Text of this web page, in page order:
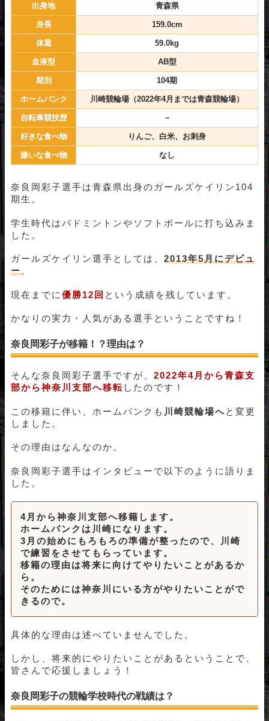
出身地 青森県
身長 159.0cm
体重 59.0kg
血液型 AB型
期別 104期
ホームバンク 川崎競輪場（2022年4月までは青森競輪場）
自転車競技歴 －
好きな食べ物 りんご、白米、お刺身
嫌いな食べ物 なし
奈良岡彩子選手は青森県出身のガールズケイリン104
期生。
学生時代はバドミントンやソフトボールに打ち込みま
した。
ガールズケイリン選手としては、 2013年5月にデビュ
ー。
現在までに 優勝12回 という成績を残しています。
かなりの実力・人気がある選手ということですね！
奈良岡彩子が移籍！？理由は？
そんな奈良岡彩子選手ですが、 2022年4月から青森支
部から神奈川支部へ移転 したのです！
この移籍に伴い、ホームバンクも 川崎競輪場へと変更
しました。
その理由はなんなのか。
奈良岡彩子選手はインタビューで以下のように語りま
した。
4月から神奈川支部へ移籍します。
ホームバンクは川崎になります。
3月の始めにもろもろの準備が整ったので、川崎
で練習をさせてもらっています。
移籍の理由は将来に向けてやりたいことがあるか
ら。
そのためには神奈川にいる方がやりたいことがで
きるので。
具体的な理由は述べていませんでした。
しかし、将来的にやりたいことがあるということで、
皆さんで応援しましょう！
奈良岡彩子の競輪学校時代の戦績は？